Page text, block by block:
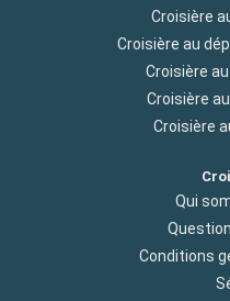
Croisière
Croisière au
Croisière
Croisière
Croisière
Qui
Conditions